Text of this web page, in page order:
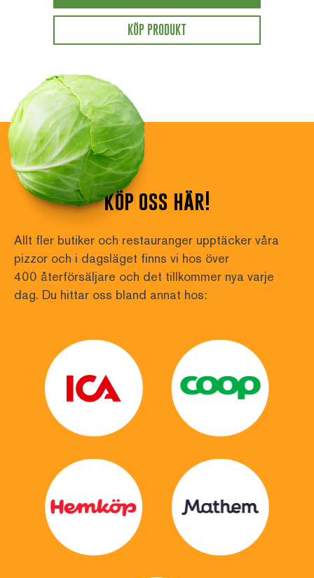
KÖP PRODUKT
köp oss här!
Allt fler butiker och restauranger upptäcker våra
pizzor och i dagsläget finns vi hos över
400 återförsäljare och det tillkommer nya varje
dag. Du hittar oss bland annat hos: